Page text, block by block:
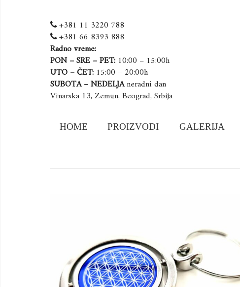
+381 11 3220 788
+381 66 8393 888
Radno vreme:
PON – SRE – PET: 10:00 – 15:00h
UTO – ČET: 15:00 – 20:00h
SUBOTA – NEDELJAneradni dan
Vinarska 13, Zemun, Beograd, Srbija
HOME PROIZVODI GALERIJA